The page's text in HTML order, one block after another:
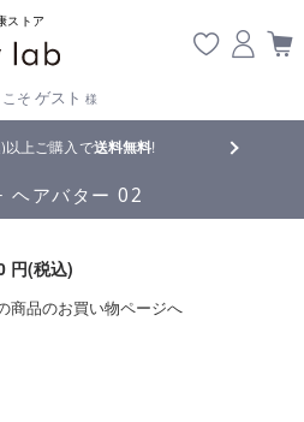
ストア
そ ゲスト 様
以上ご購入で送料無料! 【重要】
ヘアバター 02
円(税込)
商品のお買い物ページへ